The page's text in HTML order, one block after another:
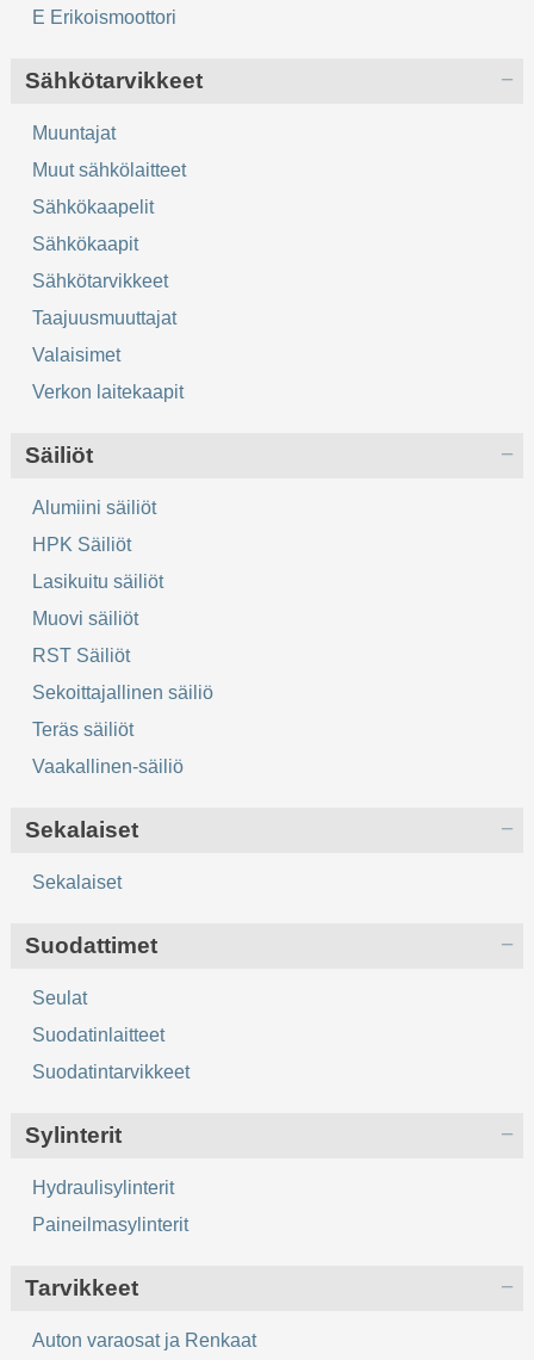
E Erikoismoottori
Sähkötarvikkeet
Muuntajat
Muut sähkölaitteet
Sähkökaapelit
Sähkökaapit
Sähkötarvikkeet
Taajuusmuuttajat
Valaisimet
Verkon laitekaapit
Säiliöt
Alumiini säiliöt
HPK Säiliöt
Lasikuitu säiliöt
Muovi säiliöt
RST Säiliöt
Sekoittajallinen säiliö
Teräs säiliöt
Vaakallinen-säiliö
Sekalaiset
Sekalaiset
Suodattimet
Seulat
Suodatinlaitteet
Suodatintarvikkeet
Sylinterit
Hydraulisylinterit
Paineilmasylinterit
Tarvikkeet
Auton varaosat ja Renkaat